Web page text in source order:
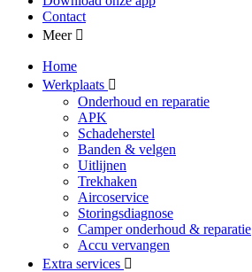
Contact
Meer
Home
Werkplaats
Onderhoud en reparatie
APK
Schadeherstel
Banden & velgen
Uitlijnen
Trekhaken
Aircoservice
Storingsdiagnose
Camper onderhoud & reparatie
Accu vervangen
Extra services